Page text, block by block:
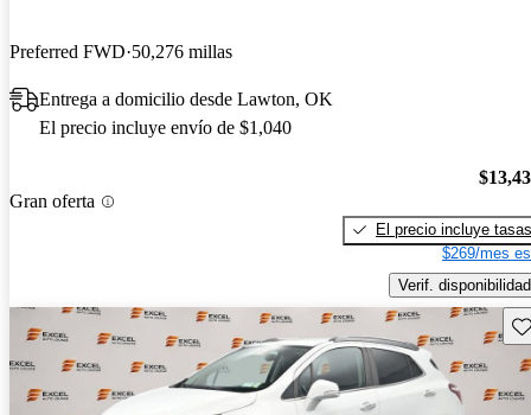
Preferred FWD 50,276 millas
Entrega a domicilio desde Lawton, OK
El precio incluye envío de $1,040
Gran oferta
El precio incluye tasas
$269/mes
Verif. disponibilidad